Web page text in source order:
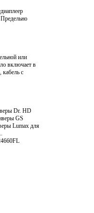
или
включает в
кабель с
Dr. HD
GS
Lumax для